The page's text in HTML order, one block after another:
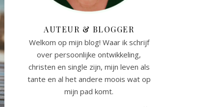
AUTEUR & BLOGGER
Welkom op mijn blog! Waar ik schrijf
over persoonlijke ontwikkeling,
christen en single zijn, mijn leven als
tante en al het andere moois wat op
mijn pad komt.